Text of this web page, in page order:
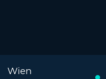
Wien